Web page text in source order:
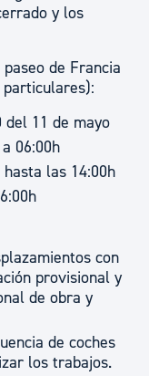
y los
de Francia
del 11 de mayo
06:00h
las 14:00h
con
provisional y
de obra y
de coches
los trabajos.